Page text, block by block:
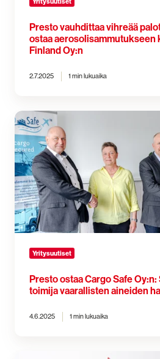
Presto vauhdittaa vihreää
ostaa aerosolisammutukseen
Finland Oy:n
2.7.2025 1 min lukuaika
Presto
ostaa
Cargo
Safe
Oy:n: Suomen
vahvin
toimija
vaarallisten
aineiden
hallintaan
Yritysuutiset
Presto ostaa Cargo Safe
toimija vaarallisten aineiden
4.6.2025 1 min lukuaika